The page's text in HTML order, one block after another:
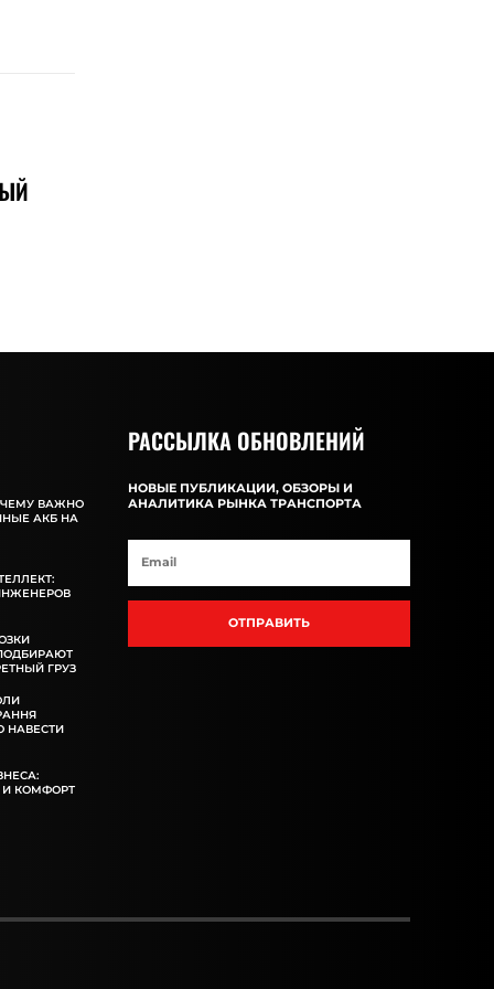
ВАЖНО
АКБ НА
ГРУЗ
НАВЕСТИ
И КОМФОРТ
РАССЫЛКА ОБНОВЛЕНИЙ
НОВЫЕ ПУБЛИКАЦИИ, ОБЗОРЫ И
АНАЛИТИКА РЫНКА ТРАНСПОРТА
ОТПРАВИТЬ